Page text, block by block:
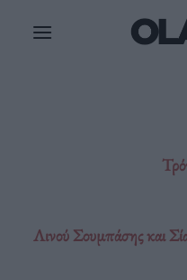
Λινού Σουμπάσης και